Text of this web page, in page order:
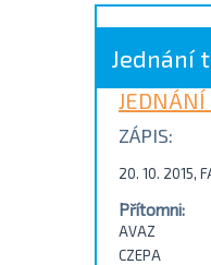
Jednání
ZÁPIS:
20. 10. 2015,
Přítomni:
AVAZ
CZEPA